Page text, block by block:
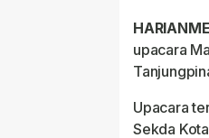
upacara
Upacara
Sekda